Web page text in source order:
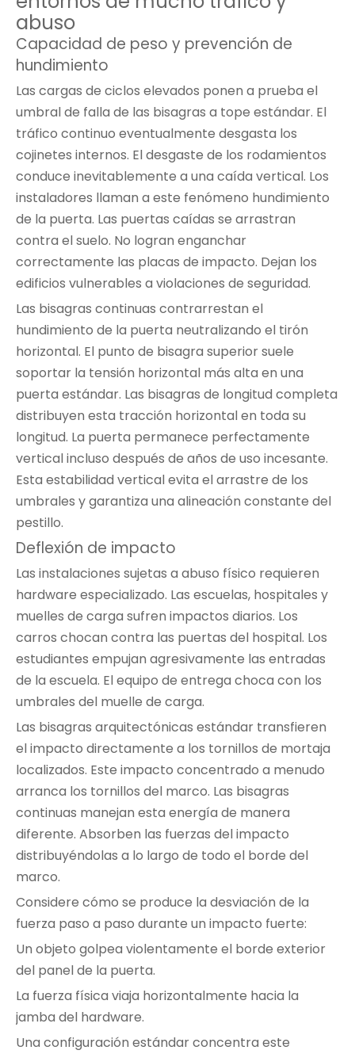
abuso
Capacidad de peso y prevención de
hundimiento
Las cargas de ciclos elevados ponen a prueba el
umbral de falla de las bisagras a tope estándar. El
tráfico continuo eventualmente desgasta los
cojinetes internos. El desgaste de los rodamientos
conduce inevitablemente a una caída vertical. Los
instaladores llaman a este fenómeno hundimiento
de la puerta. Las puertas caídas se arrastran
contra el suelo. No logran enganchar
correctamente las placas de impacto. Dejan los
edificios vulnerables a violaciones de seguridad.
Las bisagras continuas contrarrestan el
hundimiento de la puerta neutralizando el tirón
horizontal. El punto de bisagra superior suele
soportar la tensión horizontal más alta en una
puerta estándar. Las bisagras de longitud completa
distribuyen esta tracción horizontal en toda su
longitud. La puerta permanece perfectamente
vertical incluso después de años de uso incesante.
Esta estabilidad vertical evita el arrastre de los
umbrales y garantiza una alineación constante del
pestillo.
Deflexión de impacto
Las instalaciones sujetas a abuso físico requieren
hardware especializado. Las escuelas, hospitales y
muelles de carga sufren impactos diarios. Los
carros chocan contra las puertas del hospital. Los
estudiantes empujan agresivamente las entradas
de la escuela. El equipo de entrega choca con los
umbrales del muelle de carga.
Las bisagras arquitectónicas estándar transfieren
el impacto directamente a los tornillos de mortaja
localizados. Este impacto concentrado a menudo
arranca los tornillos del marco. Las bisagras
continuas manejan esta energía de manera
diferente. Absorben las fuerzas del impacto
distribuyéndolas a lo largo de todo el borde del
marco.
Considere cómo se produce la desviación de la
fuerza paso a paso durante un impacto fuerte:
Un objeto golpea violentamente el borde exterior
del panel de la puerta.
La fuerza física viaja horizontalmente hacia la
jamba del hardware.
Una configuración estándar concentra este